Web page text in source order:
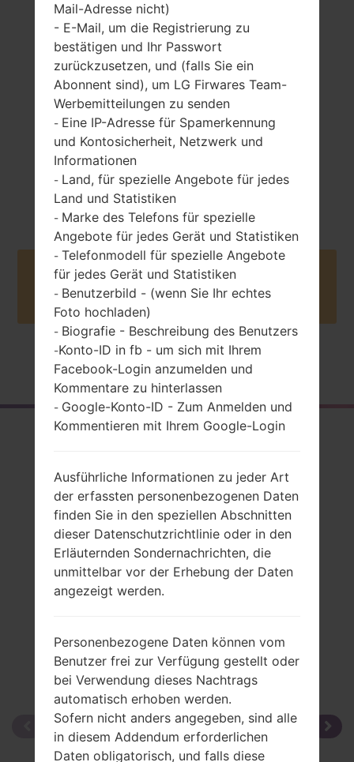
85 gramm (3.00
unzen)
entfernbar Li-Ion
900 mAh
Unknown
Dezember, 2011
Buy accessories on Amazon
Startseite →Serie →LG Others →
Rückblick
LGS367(LGS367)
Vergleiche
Mail-Adresse nicht)
- E-Mail, um die Registrierung zu
bestätigen und Ihr Passwort
zurückzusetzen, und (falls Sie ein
Abonnent sind), um LG Firwares Team-
Werbemitteilungen zu senden
- Eine IP-Adresse für Spamerkennung
und Kontosicherheit, Netzwerk und
Informationen
- Land, für spezielle Angebote für jedes
Land und Statistiken
- Marke des Telefons für spezielle
Angebote für jedes Gerät und Statistiken
- Telefonmodell für spezielle Angebote
für jedes Gerät und Statistiken
- Benutzerbild - (wenn Sie Ihr echtes
Foto hochladen)
- Biografie - Beschreibung des Benutzers
-Konto-ID in fb - um sich mit Ihrem
Facebook-Login anzumelden und
Kommentare zu hinterlassen
- Google-Konto-ID - Zum Anmelden und
Kommentieren mit Ihrem Google-Login
Ausführliche Informationen zu jeder Art
der erfassten personenbezogenen Daten
finden Sie in den speziellen Abschnitten
dieser Datenschutzrichtlinie oder in den
Erläuternden Sondernachrichten, die
unmittelbar vor der Erhebung der Daten
angezeigt werden.
Personenbezogene Daten können vom
Benutzer frei zur Verfügung gestellt oder
bei Verwendung dieses Nachtrags
automatisch erhoben werden.
Sofern nicht anders angegeben, sind alle
in diesem Addendum erforderlichen
Daten obligatorisch, und falls diese